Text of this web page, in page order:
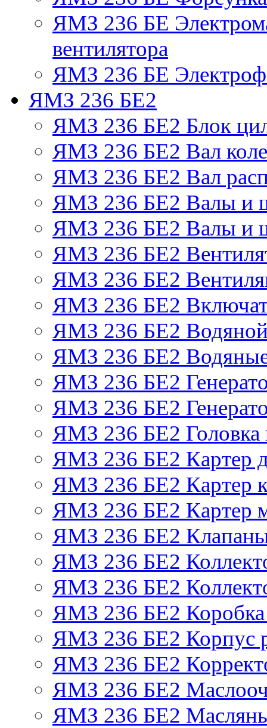
ЯМЗ 236 БЕ
вентилятора
ЯМЗ 236 БЕ
ЯМЗ 236 БЕ2
ЯМЗ 236 БЕ2 Блок
ЯМЗ 236 БЕ2 Вал
ЯМЗ 236 БЕ2 Вал
ЯМЗ 236 БЕ2 Валы и
ЯМЗ 236 БЕ2 Валы и
ЯМЗ 236 БЕ2
ЯМЗ 236 БЕ2
ЯМЗ 236 БЕ2
ЯМЗ 236 БЕ2 Водяной
ЯМЗ 236 БЕ2
ЯМЗ 236 БЕ2
ЯМЗ 236 БЕ2
ЯМЗ 236 БЕ2 Головка
ЯМЗ 236 БЕ2 Картер
ЯМЗ 236 БЕ2 Картер
ЯМЗ 236 БЕ2 Картер
ЯМЗ 236 БЕ2 Клапаны
ЯМЗ 236 БЕ2
ЯМЗ 236 БЕ2
ЯМЗ 236 БЕ2 Коробка
ЯМЗ 236 БЕ2 Корпус
ЯМЗ 236 БЕ2
ЯМЗ 236 БЕ2
ЯМЗ 236 БЕ2